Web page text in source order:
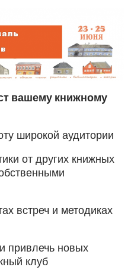
вашему книжному
широкой аудитории
от других книжных
встреч и методиках
привлечь новых
клуб